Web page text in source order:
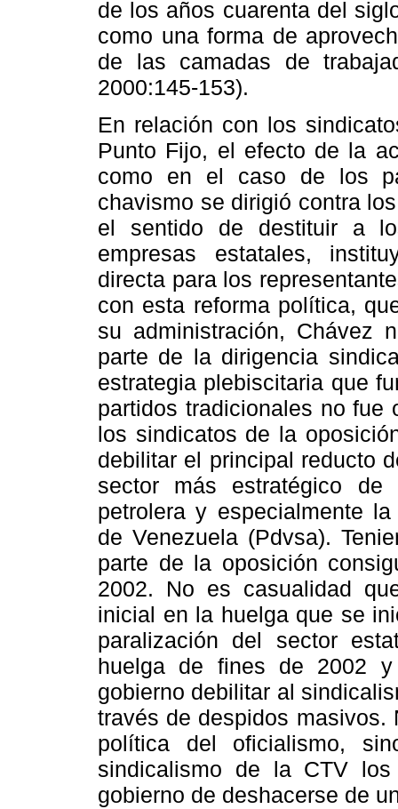
de los años cuarenta del
como una forma de
de las camadas de
2000:145-153).
En relación con los
Punto Fijo, el efecto de la
como en el caso de los
chavismo se dirigió contra
el sentido de destituir a
empresas estatales,
directa para los
con esta reforma política,
su administración, Chávez
parte de la dirigencia
estrategia plebiscitaria que
partidos tradicionales no fue
los sindicatos de la
debilitar el principal reducto
sector más estratégico
petrolera y especialmente
de Venezuela (Pdvsa).
parte de la oposición
2002. No es casualidad
inicial en la huelga que se
paralización del sector
huelga de fines de 2002
gobierno debilitar al
través de despidos masivos.
política del oficialismo,
sindicalismo de la CTV
gobierno de deshacerse de